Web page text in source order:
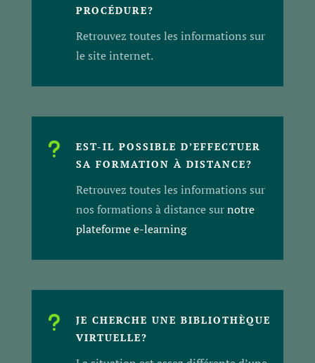
PROCÉDURE?
Retrouvez toutes les informations sur
le site internet.
u
EST-IL POSSIBLE D’EFFECTUER
SA FORMATION À DISTANCE?
Retrouvez toutes les informations sur
nos formations à distance surnotre
plateforme e-learning
u
JE CHERCHE UNE BIBLIOTHÈQUE
VIRTUELLE?